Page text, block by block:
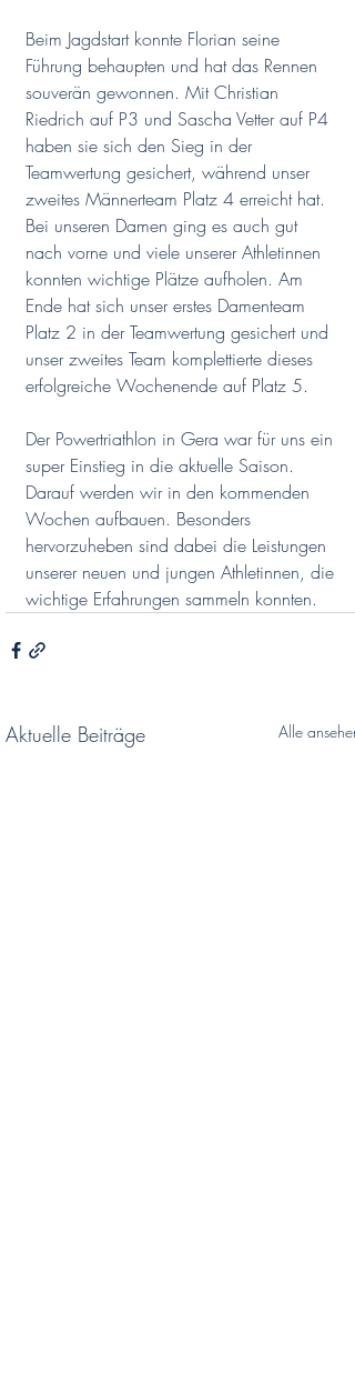
Beim Jagdstart konnte Florian seine
Führung behaupten und hat das Rennen
souverän gewonnen. Mit Christian
Riedrich auf P3 und Sascha Vetter auf P4
haben sie sich den Sieg in der
Teamwertung gesichert, während unser
zweites Männerteam Platz 4 erreicht hat.
Bei unseren Damen ging es auch gut
nach vorne und viele unserer Athletinnen
konnten wichtige Plätze aufholen. Am
Ende hat sich unser erstes Damenteam
Platz 2 in der Teamwertung gesichert und
unser zweites Team komplettierte dieses
erfolgreiche Wochenende auf Platz 5.
Der Powertriathlon in Gera war für uns ein
super Einstieg in die aktuelle Saison.
Darauf werden wir in den kommenden
Wochen aufbauen. Besonders
hervorzuheben sind dabei die Leistungen
unserer neuen und jungen Athletinnen, die
wichtige Erfahrungen sammeln konnten.
Aktuelle Beiträge Alle ansehen